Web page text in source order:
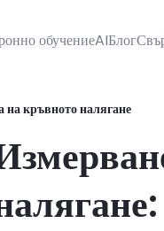
обучениеAIБлог
на кръвното налягане